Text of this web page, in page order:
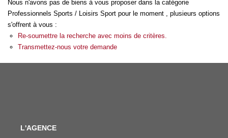
Estimation
Gestion
Budget max Plus de critères
Nous n'avons pas de biens à vous proposer dans la catégorie
Professionnels Sports / Loisirs Sport pour le moment , plusieurs options
s'offrent à vous :
Re-soumettre la recherche avec moins de critères.
Transmettez-nous votre demande
L'AGENCE